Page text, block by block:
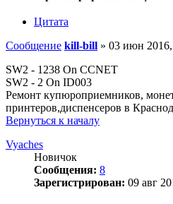
Цитата
Сообщение kill-bill » 03 июн
SW2 - 1238 On CCNET
SW2 - 2 On ID003
Ремонт купюроприемников,
принтеров,диспенсеров в
Вернуться к началу
Vyaches
Новичок
Сообщения: 8
Зарегистрирован: 09 авг